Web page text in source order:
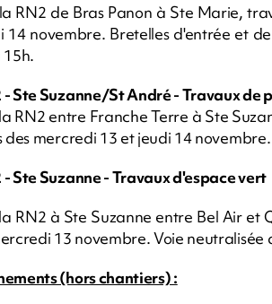
RN2 de Bras Panon à Ste Marie,
14 novembre. Bretelles d'entrée et
15h.
- Ste Suzanne/St André - Travaux de
RN2 entre Franche Terre à Ste
des mercredi 13 et jeudi 14
- Ste Suzanne - Travaux d'espace vert
RN2 à Ste Suzanne entre Bel Air
13 novembre. Voie neutralisée
(hors chantiers) :